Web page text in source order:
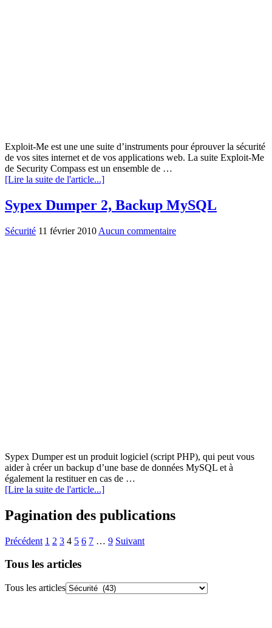
Exploit-Me est une une suite d’instruments pour éprouver la sécurité
de vos sites internet et de vos applications web. La suite Exploit-Me
de Security Compass est un ensemble de …
[Lire la suite de l'article...]
Sypex Dumper 2, Backup MySQL
Sécurité 11 février 2010 Aucun commentaire
Sypex Dumper est un produit logiciel (script PHP), qui peut vous
aider à créer un backup d’une base de données MySQL et à
également la restituer en cas de …
[Lire la suite de l'article...]
Pagination des publications
Précédent 1 2 3 4 5 6 7 … 9 Suivant
Tous les articles
Tous les articles